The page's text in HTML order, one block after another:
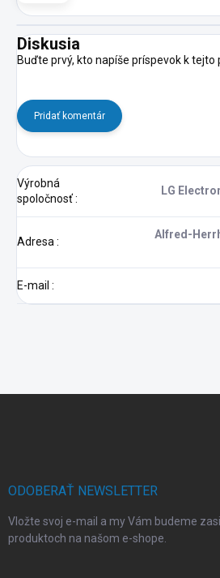
Diskusia
Buďte prvý, kto napíše príspevok k tejto
Pridať komentár
Výrobná
spoločnosť:
LG
Adresa :
Alfred-
E-mail :
ODOBERAŤ NEWSLETTER
Vložte svoj e-mail a my Vám budeme
produktoch na našom e-shope.